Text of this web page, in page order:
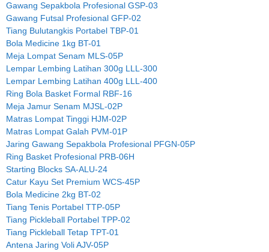
Gawang Sepakbola Profesional GSP-03
Gawang Futsal Profesional GFP-02
Tiang Bulutangkis Portabel TBP-01
Bola Medicine 1kg BT-01
Meja Lompat Senam MLS-05P
Lempar Lembing Latihan 300g LLL-300
Lempar Lembing Latihan 400g LLL-400
Ring Bola Basket Formal RBF-16
Meja Jamur Senam MJSL-02P
Matras Lompat Tinggi HJM-02P
Matras Lompat Galah PVM-01P
Jaring Gawang Sepakbola Profesional PFGN-05P
Ring Basket Profesional PRB-06H
Starting Blocks SA-ALU-24
Catur Kayu Set Premium WCS-45P
Bola Medicine 2kg BT-02
Tiang Tenis Portabel TTP-05P
Tiang Pickleball Portabel TPP-02
Tiang Pickleball Tetap TPT-01
Antena Jaring Voli AJV-05P